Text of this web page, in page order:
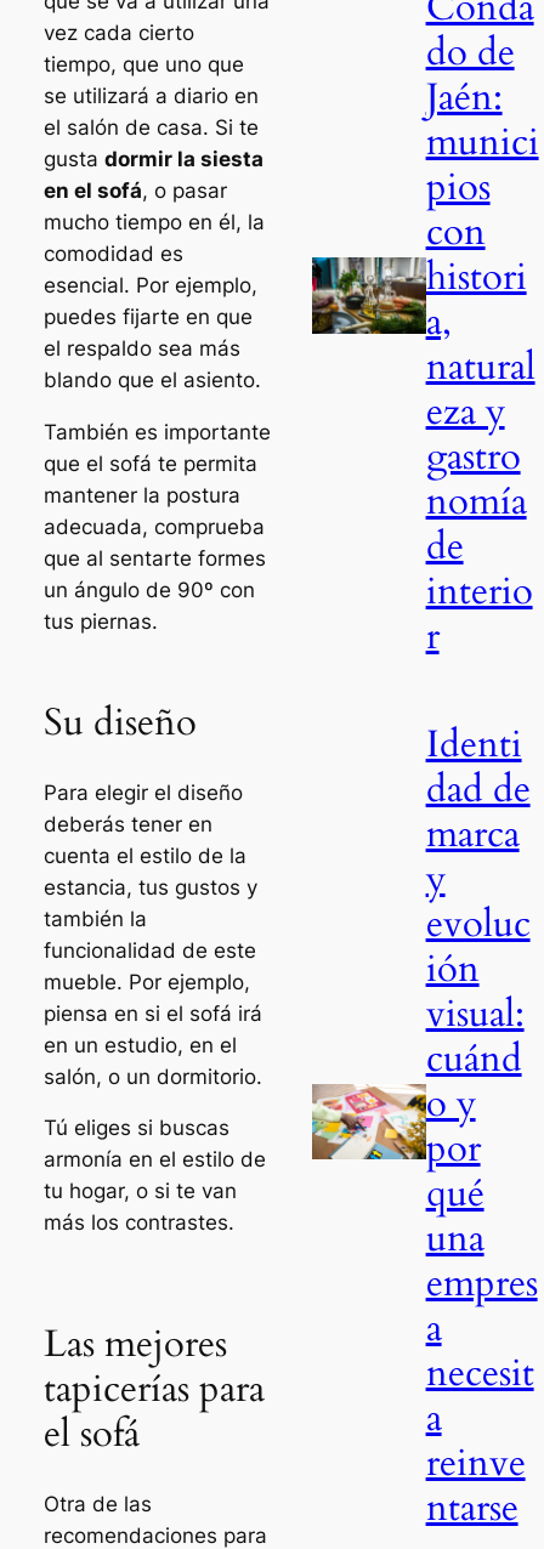
vez cada cierto
tiempo, que uno que
se utilizará a diario en
el salón de casa. Si te
gusta dormir la siesta
en el sofá, o pasar
mucho tiempo en él, la
comodidad es
esencial. Por ejemplo,
puedes fijarte en que
el respaldo sea más
blando que el asiento.
También es importante
que el sofá te permita
mantener la postura
adecuada, comprueba
que al sentarte formes
un ángulo de 90º con
tus piernas.
Su diseño
Para elegir el diseño
deberás tener en
cuenta el estilo de la
estancia, tus gustos y
también la
funcionalidad de este
mueble. Por ejemplo,
piensa en si el sofá irá
en un estudio, en el
salón, o un dormitorio.
Tú eliges si buscas
armonía en el estilo de
tu hogar, o si te van
más los contrastes.
Las mejores
tapicerías para
el sofá
Otra de las
recomendaciones para
do de
Jaén:
munici
pios
con
histori
a,
natural
eza y
gastro
nomía
de
interio
r
Identi
dad de
marca
y
evoluc
ión
visual:
cuánd
o y
por
qué
una
empres
a
necesit
a
reinve
ntarse